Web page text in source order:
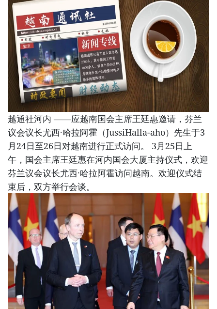
越通社河内 ——应越南国会主席王廷惠邀请，芬兰
议会议长尤西·哈拉阿霍（JussiHalla-aho）先生于3
月24日至26日对越南进行正式访问。 3月25日上
午，国会主席王廷惠在河内国会大厦主持仪式，欢迎
芬兰议会议长尤西·哈拉阿霍访问越南。欢迎仪式结
束后，双方举行会谈。